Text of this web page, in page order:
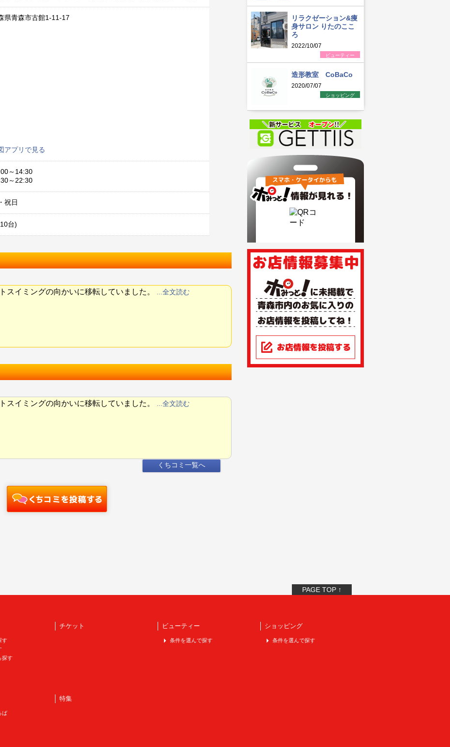
県青森市古館1-11-17
アプリで見る
～14:30
～22:30
祝日
台)
スイミングの向かいに移転していました。 ...全文読む
スイミングの向かいに移転していました。 ...全文読む
くちコミ一覧へ
リラクゼーション&痩
身サロン りたのここ
ろ
2022/10/07
ビューティー
造形教室 CoBaCo
2020/07/07
ショッピング
PAGE TOP ↑
す
探す
チケット ビューティー
条件を選んで探す
ショッピング
条件を選んで探す
ば
特集